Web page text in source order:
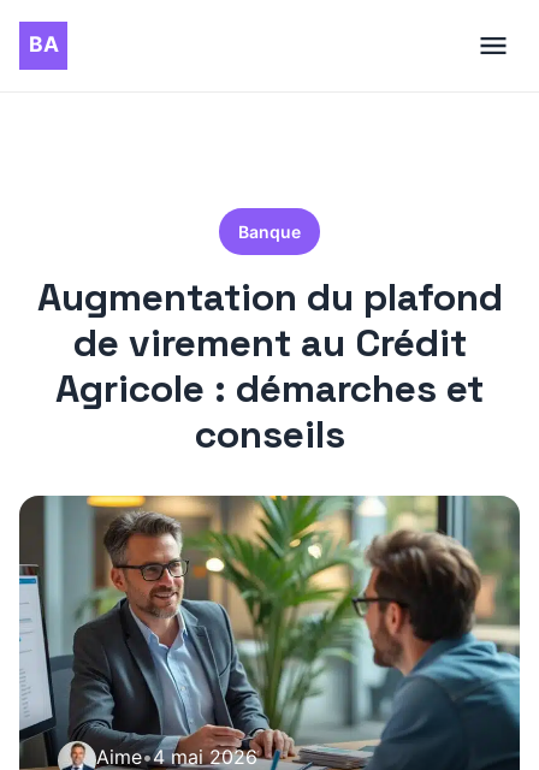
Banque
Augmentation du plafond
de virement au Crédit
Agricole : démarches et
conseils
Aime•4 mai 2026